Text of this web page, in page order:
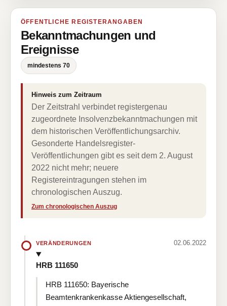
ÖFFENTLICHE REGISTERANGABEN
Bekanntmachungen und
Ereignisse
mindestens 70
Hinweis zum Zeitraum
Der Zeitstrahl verbindet registergenau
zugeordnete Insolvenzbekanntmachungen mit
dem historischen Veröffentlichungsarchiv.
Gesonderte Handelsregister-
Veröffentlichungen gibt es seit dem 2. August
2022 nicht mehr; neuere
Registereintragungen stehen im
chronologischen Auszug.
Zum chronologischen Auszug
VERÄNDERUNGEN 02.06.2022
HRB 111650
HRB 111650: Bayerische
Beamtenkrankenkasse Aktiengesellschaft,